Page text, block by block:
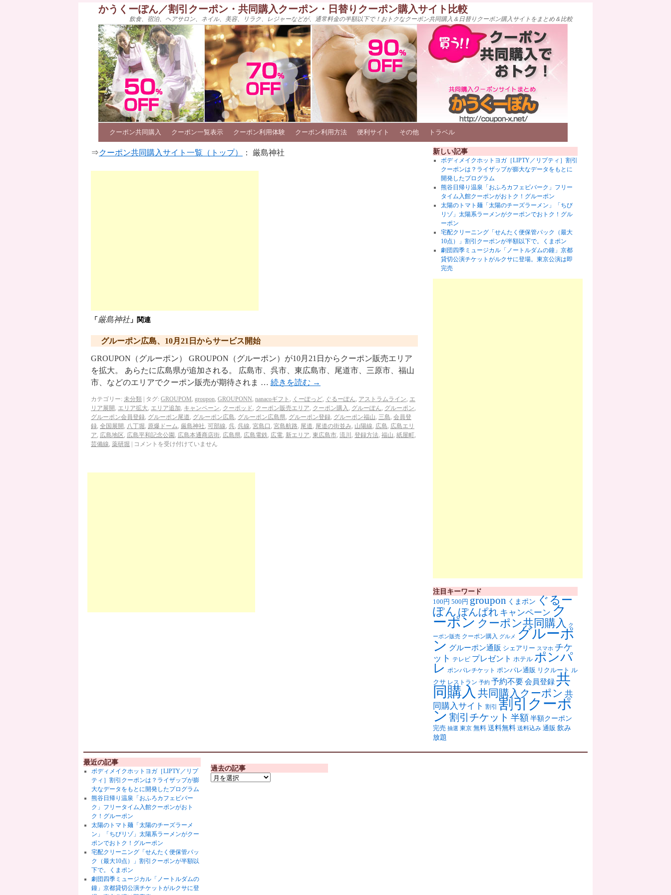
かうくーぽん／割引クーポン・共同購入クーポン・日替りクーポン購入サイト比較
飲食、宿泊、ヘアサロン、ネイル、美容、リラク、レジャーなどが、通常料金の半額以下で！おトクなクーポン共同購入＆日替りクーポン購入サイトをまとめ＆比較
クーポン共同購入 クーポン一覧表示 クーポン利用体験 クーポン利用方法 便利サイト その他 トラベル
⇒クーポン共同購入サイト一覧（トップ） ： 厳島神社
「 厳島神社」関連
グルーポン広島、10月21日からサービス開始
GROUPON（グルーポン） GROUPON（グルーポン）が10月21日からクーポン販売エリア
を拡大。 あらたに広島県が追加される。 広島市、呉市、東広島市、尾道市、三原市、福山
市、などのエリアでクーポン販売が期待されま … 続きを読む →
カテゴリー: 未分類 タグ: GROUPOM, groupon, GROUPONN, nanacoギフト , くーぽっど, ぐるーぽん, アストラムライン, エ
リア展開 , エリア拡大, エリア追加, キャンペーン, クーポッド, クーポン販売エリア, クーポン購入 , グルーぽん, グルーポン,
グルーポン会員登録, グルーポン尾道, グルーポン広島, グルーポン広島県, グルーポン登録, グルーポン福山, 三島, 会員登
録, 全国展開 , 八丁堀, 原爆ドーム, 厳島神社, 可部線, 呉, 呉線, 宮島口 , 宮島航路, 尾道, 尾道の街並み, 山陽線, 広島, 広島エリ
ア, 広島地区, 広島平和記念公園 , 広島本通商店街, 広島県, 広島電鉄, 広電, 新エリア, 東広島市, 流川 , 登録方法, 福山, 紙屋町,
芸備線, 薬研堀 コメントを受け付けていません
新しい記事
ボディメイクホットヨガ［LIPTY／リプティ］割引
クーポンは？ライザップが膨大なデータをもとに
開発したプログラム
熊谷日帰り温泉「おふろカフェビバーク」フリー
タイム入館クーポンがおトク！グルーポン
太陽のトマト麺「太陽のチーズラーメン」「ちび
リゾ」太陽系ラーメンがクーポンでおトク！グル
ーポン
宅配クリーニング「せんたく便保管パック（最大
10点）」割引クーポンが半額以下で。くまポン
劇団四季ミュージカル「ノートルダムの鐘」京都
貸切公演チケットがルクサに登場。東京公演は即
完売
注目キーワード
100円 500円 groupon くまポン ぐるー
ぽん ぽんぱれ キャンペーン ク
ーポン クーポン共同購入 ク
ーポン販売 クーポン購入 グルメ グルーポ
ン グルーポン通販 シェアリー スマホ チケ
ット テレビ プレゼント ホテル ポンパ
レ ポンパレチケット ポンパレ通販 リクルート ル
クサ レストラン 予約 予約不要会員登録共
同購入 共同購入クーポン 共
同購入サイト 割引 割引クーポ
ン 割引チケット 半額 半額クーポン
完売 抽選 東京 無料 送料無料 送料込み 通販 飲み
放題
最近の記事
ボディメイクホットヨガ［LIPTY／リプ
ティ］割引クーポンは？ライザップが膨
大なデータをもとに開発したプログラム
熊谷日帰り温泉「おふろカフェビバー
ク」フリータイム入館クーポンがおト
ク！グルーポン
太陽のトマト麺「太陽のチーズラーメ
ン」「ちびリゾ」太陽系ラーメンがクー
ポンでおトク！グルーポン
宅配クリーニング「せんたく便保管パッ
ク（最大10点）」割引クーポンが半額以
下で。くまポン
劇団四季ミュージカル「ノートルダムの
鐘」京都貸切公演チケットがルクサに登
過去の記事